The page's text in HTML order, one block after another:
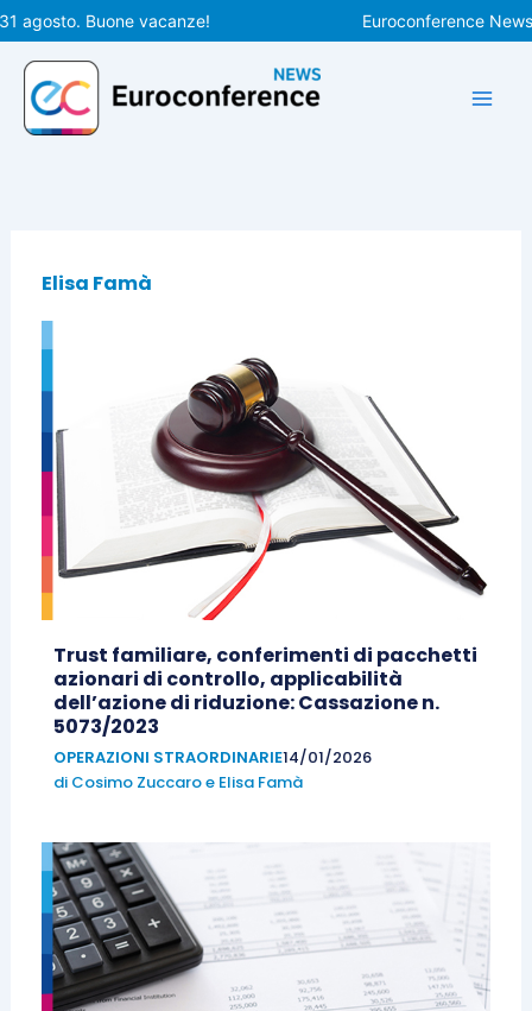
Vai
al
contenuto
agosto. Buone vacanze! Euroconference
Elisa Famà
Trust familiare, conferimenti di pacchetti
azionari di controllo, applicabilità
dell’azione di riduzione: Cassazione n.
5073/2023
OPERAZIONI STRAORDINARIE14/01/2026
di Cosimo Zuccaroe Elisa Famà